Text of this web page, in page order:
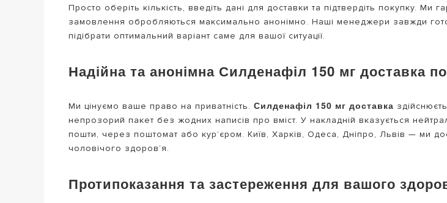
Просто оберіть кількість, введіть дані для доставки та підтвердіть покупку. Ми
замовлення обробляються максимально анонімно. Наші менеджери завжди
підібрати оптимальний варіант саме для вашої ситуації.
Надійна та анонімна Силденафіл 150 мг доставка по
Ми цінуємо ваше право на приватність. Силденафіл 150 мг доставка
непрозорий пакет без жодних написів про вміст. У накладній вказується
пошти, через поштомат або кур’єром. Київ, Харків, Одеса, Дніпро, Львів — ми
чоловічого здоров’я.
Протипоказання та застереження для вашого